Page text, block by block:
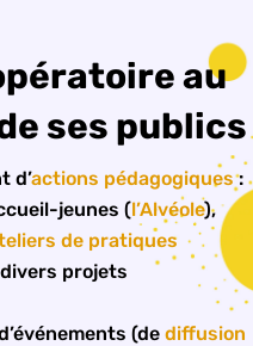
au
ses publics
d’actions pédagogiques:
jeunes (l’Alvéole),
de pratiques
projets
(de diffusion